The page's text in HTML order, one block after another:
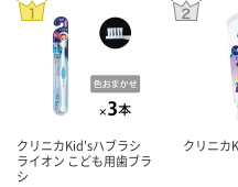
クリニカKid'sハブラシ
ライオン こども用歯ブラ
シ
クリニカ